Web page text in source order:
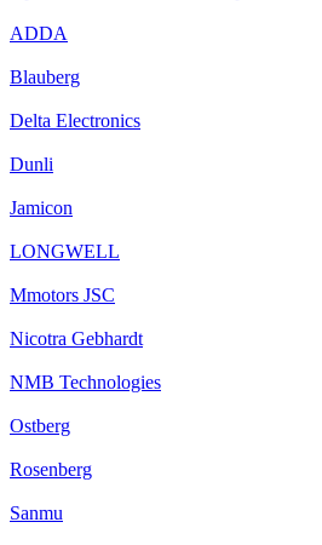
ADDA
Blauberg
Delta Electronics
Dunli
Jamicon
LONGWELL
Mmotors JSC
Nicotra Gebhardt
NMB Technologies
Ostberg
Rosenberg
Sanmu